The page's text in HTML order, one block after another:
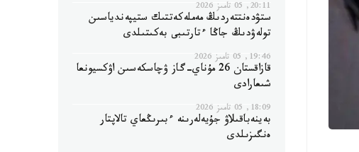
20:11, 05 تامىز 2026
ستۋدەنتتەردىڭ مەملەكەتتىك ستيپەندياسىن
تولەۋدىڭ جاڭا ءتارتىبى بەكىتىلدى
19:46, 05 تامىز 2026
قازاقستان 26 مۇناي-گاز ۋچاسكەسىن اۋكسيونعا
شىعارادى
18:09, 05 تامىز 2026
بەينەباقىلاۋ جۇيەلەرىنە ءبىرىڭعاي تالاپتار
ەنگىزىلدى